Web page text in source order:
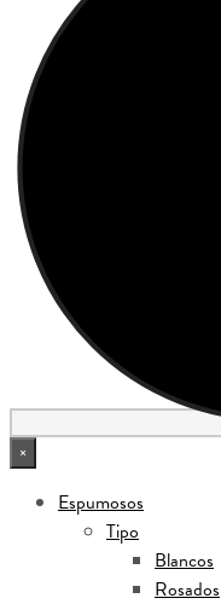
×
Espumosos
Tipo
Blancos
Rosados